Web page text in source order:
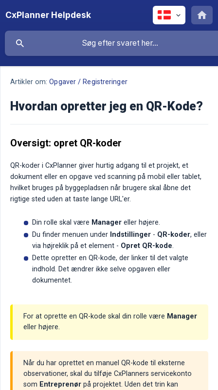
CxPlanner Helpdesk
Artikler om: Opgaver / Registreringer
Hvordan opretter jeg en QR-Kode?
Oversigt: opret QR-koder
QR-koder i CxPlanner giver hurtig adgang til et projekt, et
dokument eller en opgave ved scanning på mobil eller tablet,
hvilket bruges på byggepladsen når brugere skal åbne det
rigtige sted uden at taste lange URL'er.
Din rolle skal være Manager eller højere.
Du finder menuen under Indstillinger - QR-koder, eller
via højreklik på et element - Opret QR-kode.
Dette opretter en QR-kode, der linker til det valgte
indhold. Det ændrer ikke selve opgaven eller
dokumentet.
For at oprette en QR-kode skal din rolle være Manager
eller højere.
Når du har oprettet en manuel QR-kode til eksterne
observationer, skal du tilføje CxPlanners servicekonto
som Entreprenør på projektet. Uden det trin kan